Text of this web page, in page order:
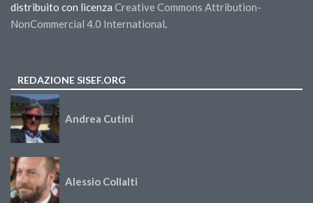
distribuito con licenza Creative Commons Attribution-
NonCommercial 4.0 International.
REDAZIONE SISEF.ORG
Andrea Cutini
Alessio Collalti